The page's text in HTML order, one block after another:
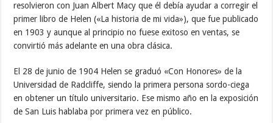
resolvieron con Juan Albert Macy que él debía ayudar a corregir el
primer libro de Helen («La historia de mi vida»), que fue publicado
en 1903 y aunque al principio no fuese exitoso en ventas, se
convirtió más adelante en una obra clásica.
El 28 de junio de 1904 Helen se graduó «Con Honores» de la
Universidad de Radcliffe, siendo la primera persona sordo-ciega
en obtener un título universitario. Ese mismo año en la exposición
de San Luis hablaba por primera vez en público.